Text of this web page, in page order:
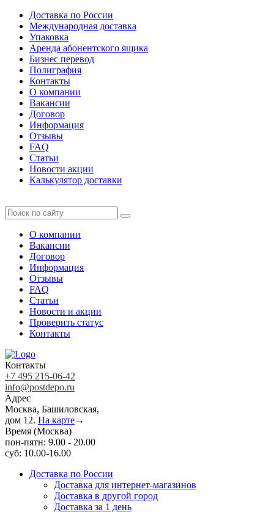
Доставка по России
Международная доставка
Упаковка
Аренда абонентского ящика
Бизнес перевод
Полиграфия
Контакты
О компании
Вакансии
Договор
Информация
Отзывы
FAQ
Статьи
Новости акции
Калькулятор доставки
О компании
Вакансии
Договор
Информация
Отзывы
FAQ
Статьи
Новости и акции
Проверить статус
Контакты
Контакты
+7 495 215-06-42
info@postdepo.ru
Адрес
Москва, Башиловская,
дом 12. На карте→
Время (Москва)
пон-пятн: 9.00 - 20.00
суб: 10.00-16.00
Доставка по России
Доставка для интернет-магазинов
Доставка в другой город
Доставка за 1 день